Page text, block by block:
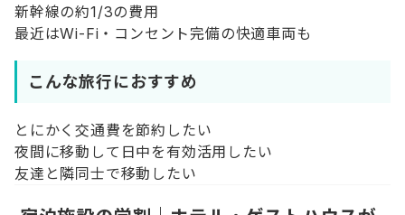
新幹線の約1/3の費用
最近はWi-Fi・コンセント完備の快適車両も
こんな旅行におすすめ
とにかく交通費を節約したい
夜間に移動して日中を有効活用したい
友達と隣同士で移動したい